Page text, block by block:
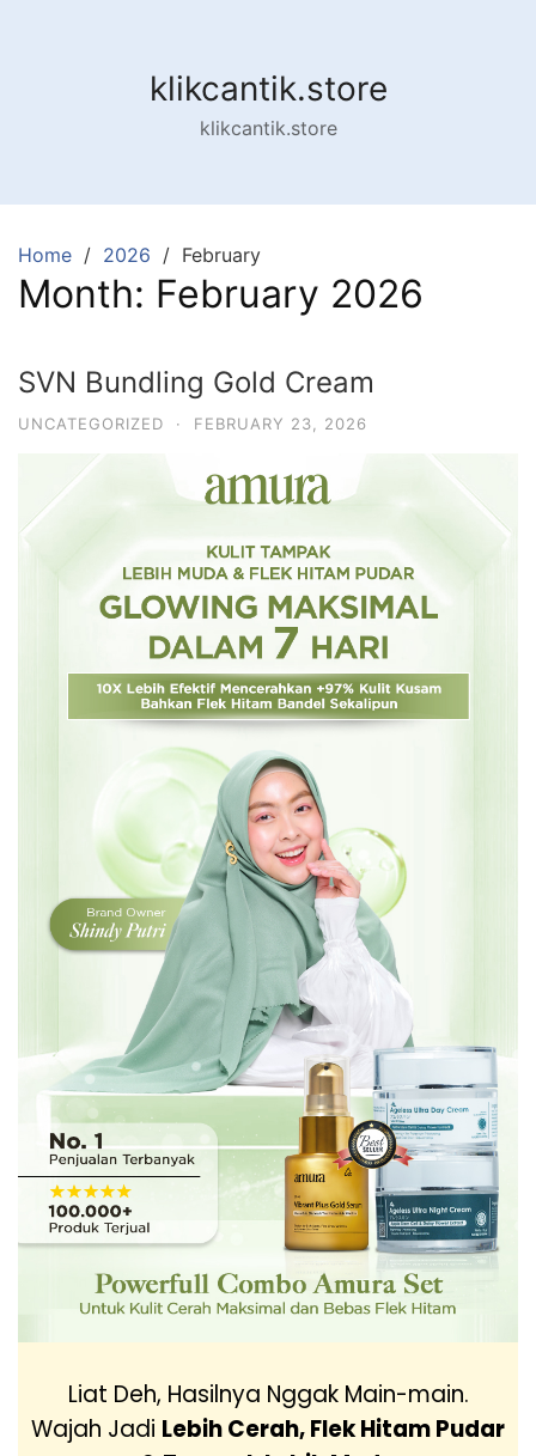
klikcantik.store
klikcantik.store
Home 2026 February
Month: February 2026
SVN Bundling Gold Cream
UNCATEGORIZED · FEBRUARY 23, 2026
Liat Deh, Hasilnya Nggak Main-main.
Wajah Jadi Lebih Cerah, Flek Hitam Pudar